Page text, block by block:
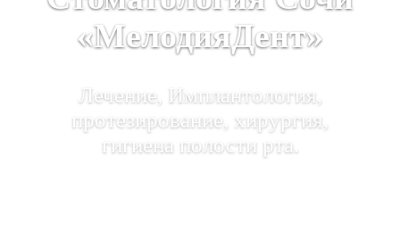
«МелодияДент»
Лечение, Имплантология,
протезирование, хирургия,
гигиена полости рта.